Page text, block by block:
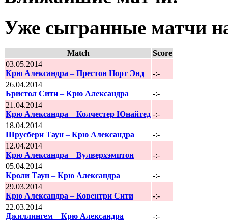
Уже сыгранные матчи
Match
Score
03.05.2014
Крю Александра – Престон Норт Энд
-:-
26.04.2014
Бристол Сити – Крю Александра
-:-
21.04.2014
Крю Александра – Колчестер Юнайтед -:-
18.04.2014
Шрусбери Таун – Крю Александра
-:-
12.04.2014
Крю Александра – Вулверхэмптон
-:-
05.04.2014
Кроли Таун – Крю Александра
-:-
29.03.2014
Крю Александра – Ковентри Сити
-:-
22.03.2014
Джиллингем – Крю Александра
-:-